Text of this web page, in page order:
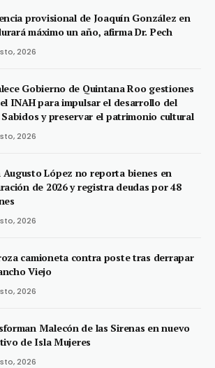
provisional de Joaquín González en
máximo un año, afirma Dr. Pech
2026
Gobierno de Quintana Roo gestiones
INAH para impulsar el desarrollo del
y preservar el patrimonio cultural
2026
Augusto López no reporta bienes en
de 2026 y registra deudas por 48
2026
camioneta contra poste tras derrapar
Viejo
2026
Malecón de las Sirenas en nuevo
de Isla Mujeres
2026